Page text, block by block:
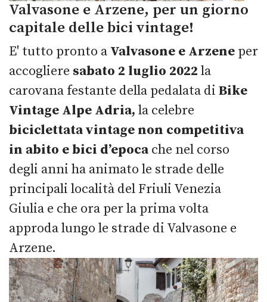
Valvasone e Arzene, per un giorno
capitale delle bici vintage!
E' tutto pronto a Valvasone e Arzene per
accogliere sabato 2 luglio 2022 la
carovana festante della pedalata di Bike
Vintage Alpe Adria, la celebre
biciclettata vintage non competitiva
in abito e bici d’epocache nel corso
degli anni ha animato le strade delle
principali località del Friuli Venezia
Giulia e che ora per la prima volta
approda lungo le strade di Valvasone e
Arzene.